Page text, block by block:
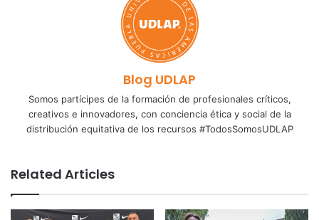
Blog UDLAP
Somos partícipes de la formación de profesionales críticos,
creativos e innovadores, con conciencia ética y social de la
distribución equitativa de los recursos #TodosSomosUDLAP
Related Articles